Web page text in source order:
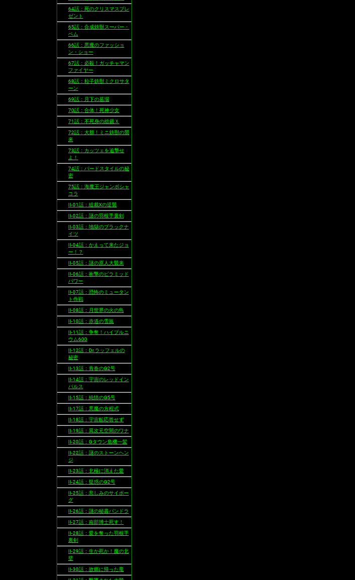
64話：死のクリスマスプレ
ゼント
65話：合成鉄獣スーパー・
ベム
66話：悪魔のファッショ
ン・ショー
67話：必殺！ガッチャマン
ファイヤー
68話：粒子鉄獣ミクロサタ
ーン
69話：月下の墓場
70話：合体！死神少女
71話：不死身の総裁Ｘ
72話：大群！ミニ鉄獣の襲
来
73話：カッツェを追撃せ
よ！
74話：バードスタイルの秘
密
75話：海魔王ジャンボシャ
コラ
II-01話：総裁Xの逆襲
II-02話：謎の羽根手裏剣
II-03話：地獄のブラックナ
イツ
II-04話：かえって来たジョ
ー！？
II-05話：謎の原人大襲来
II-06話：衝撃のピラミッド
パワー
II-07話：恐怖のミュータン
ト作戦
II-08話：月世界の火の鳥
II-10話：赤道の雪嵐
II-11話：争奪！ハイプルニ
ウム600
II-12話：Dr.ラッフェルの
秘密
II-13話：青春のG2号
II-14話：宇宙のレッドイン
パルス
II-15話：純情のG5号
II-17話：悪魔の方程式
II-18話：宇宙船応答せず
II-19話：異次元空間のワナ
II-20話：Gタウン危機一髪
II-22話：謎のストーンヘン
ジ
II-23話：北極に消えた愛
II-24話：疑惑のG2号
II-25話：悲しみのサイボー
グ
II-26話：謎の秘書パンドラ
II-27話：南部博士死す！
II-28話：愛を奪った羽根手
裏剣
II-29話：生か死か！魔の北
壁
II-30話：故郷に帰った竜